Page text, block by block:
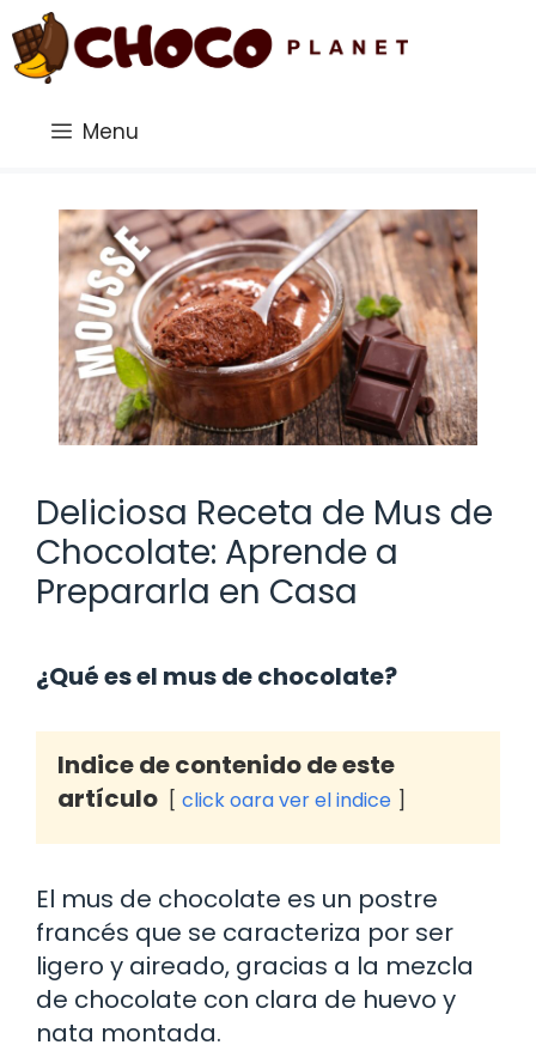
Saltar
al
contenido
Menu
Deliciosa Receta de Mus de
Chocolate: Aprende a
Prepararla en Casa
¿Qué es el mus de chocolate?
Indice de contenido de este
artículo
click oara ver el indice
El mus de chocolate es un postre
francés que se caracteriza por ser
ligero y aireado, gracias a la mezcla
de chocolate con clara de huevo y
nata montada.